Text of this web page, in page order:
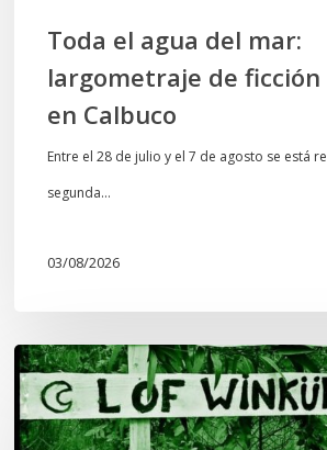
Toda el agua del mar:
largometraje de ficción
en Calbuco
Entre el 28 de julio y el 7 de agosto se está
segunda…
03/08/2026
Lof
Winkül
Küsra